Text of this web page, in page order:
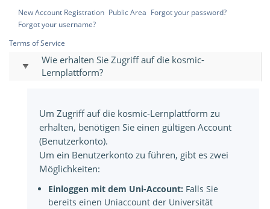
New Account Registration Public Area Forgot your password?
Forgot your username?
Terms of Service
Wie erhalten Sie Zugriff auf die kosmic-
Lernplattform?
Um Zugriff auf die kosmic-Lernplattform zu
erhalten, benötigen Sie einen gültigen Account
(Benutzerkonto).
Um ein Benutzerkonto zu führen, gibt es zwei
Möglichkeiten:
Einloggen mit dem Uni-Account: Falls Sie
bereits einen Uniaccount der Universität